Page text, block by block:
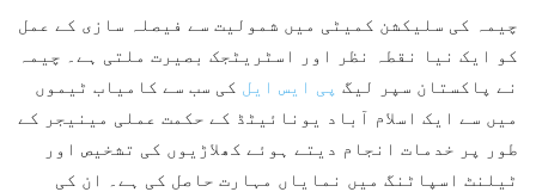
چیمہ کی سلیکشن کمیٹی میں شمولیت سے فیصلہ سازی کے عمل
کو ایک نیا نقطہ نظر اور اسٹریٹجک بصیرت ملتی ہے۔ چیمہ
نے پاکستان سپر لیگ پی ایس ایل کی سب سے کامیاب ٹیموں
میں سے ایک اسلام آباد یونائیٹڈ کے حکمت عملی مینیجر کے
طور پر خدمات انجام دیتے ہوئے کھلاڑیوں کی تشخیص اور
ٹیلنٹ اسپاٹنگ میں نمایاں مہارت حاصل کی ہے۔ ان کی